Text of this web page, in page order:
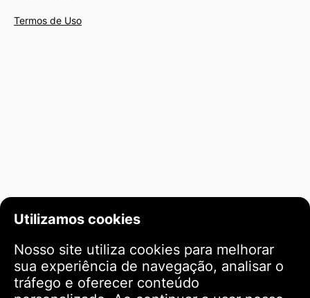
Utilizamos cookies
Nosso site utiliza cookies para melhorar
sua experiência de navegação, analisar o
tráfego e oferecer conteúdo
Termos de Uso